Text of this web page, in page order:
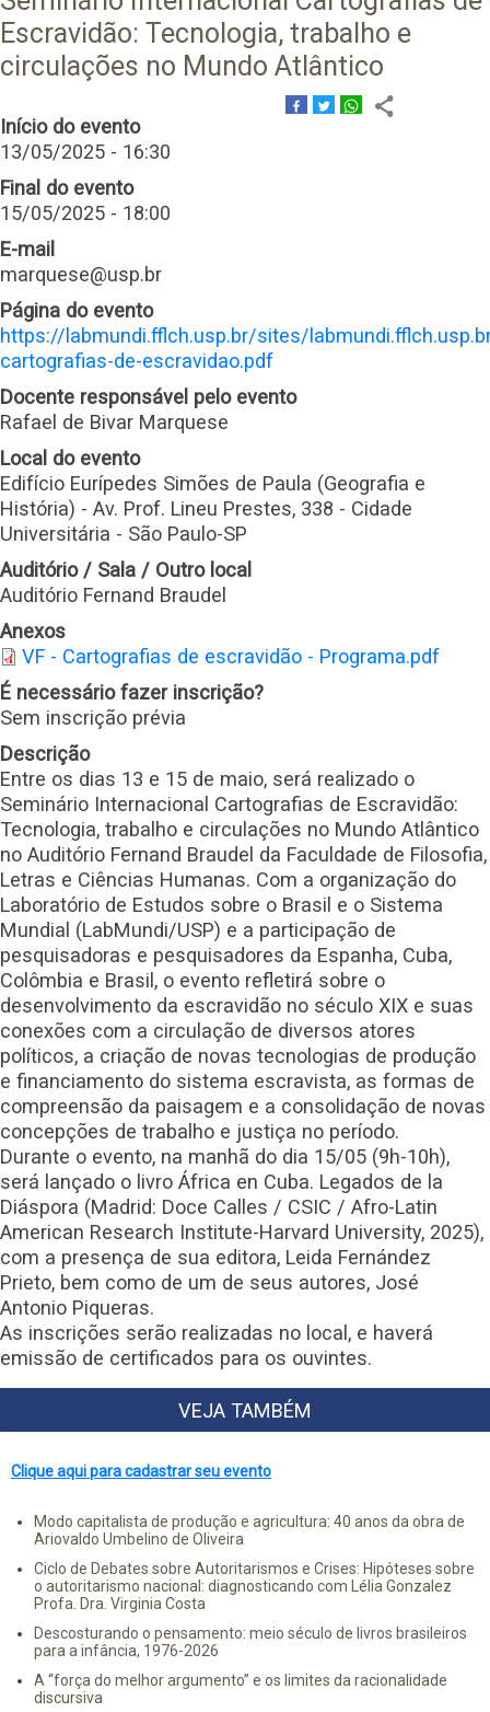
Escravidão: Tecnologia, trabalho e
circulações no Mundo Atlântico
Início do evento
13/05/2025 - 16:30
Final do evento
15/05/2025 - 18:00
E-mail
marquese@usp.br
Página do evento
https://labmundi.fflch.usp.br/sites/
cartografias-de-escravidao.pdf
Docente responsável pelo evento
Rafael de Bivar Marquese
Local do evento
Edifício Eurípedes Simões de Paula (Geografia e
História) - Av. Prof. Lineu Prestes, 338 - Cidade
Universitária - São Paulo-SP
Auditório / Sala / Outro local
Auditório Fernand Braudel
Anexos
VF - Cartografias de escravidão - Programa.pdf
É necessário fazer inscrição?
Sem inscrição prévia
Descrição
Entre os dias 13 e 15 de maio, será realizado o
Seminário Internacional Cartografias de Escravidão:
Tecnologia, trabalho e circulações no Mundo Atlântico
no Auditório Fernand Braudel da Faculdade de Filosofia,
Letras e Ciências Humanas. Com a organização do
Laboratório de Estudos sobre o Brasil e o Sistema
Mundial (LabMundi/USP) e a participação de
pesquisadoras e pesquisadores da Espanha, Cuba,
Colômbia e Brasil, o evento refletirá sobre o
desenvolvimento da escravidão no século XIX e suas
conexões com a circulação de diversos atores
políticos, a criação de novas tecnologias de produção
e financiamento do sistema escravista, as formas de
compreensão da paisagem e a consolidação de novas
concepções de trabalho e justiça no período.
Durante o evento, na manhã do dia 15/05 (9h-10h),
será lançado o livro África en Cuba. Legados de la
Diáspora (Madrid: Doce Calles / CSIC / Afro-Latin
American Research Institute-Harvard University, 2025),
com a presença de sua editora, Leida Fernández
Prieto, bem como de um de seus autores, José
Antonio Piqueras.
As inscrições serão realizadas no local, e haverá
emissão de certificados para os ouvintes.
VEJA TAMBÉM
Clique aqui para cadastrar seu evento
Modo capitalista de produção e agricultura: 40 anos da obra de
Ariovaldo Umbelino de Oliveira
Ciclo de Debates sobre Autoritarismos e Crises: Hipóteses sobre
o autoritarismo nacional: diagnosticando com Lélia Gonzalez
Profa. Dra. Virginia Costa
Descosturando o pensamento: meio século de livros brasileiros
para a infância, 1976-2026
A “força do melhor argumento” e os limites da racionalidade
discursiva